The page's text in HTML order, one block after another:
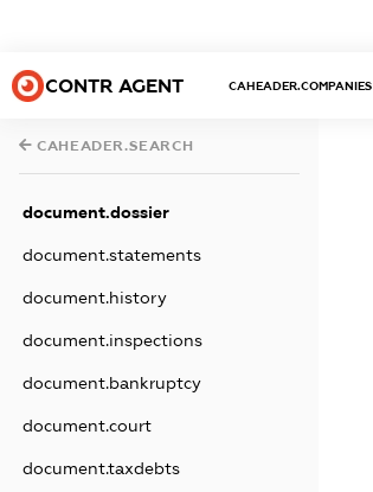
CONTR AGENT CAHEADER.COMPANIES
CAHEADER.SEARCH
document.dossier
document.statements
document.history
document.inspections
document.bankruptcy
document.court
document.taxdebts